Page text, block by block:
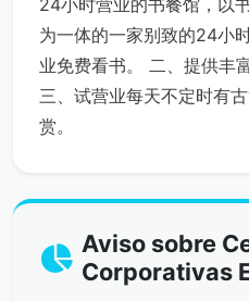
24小时营业的书餐馆，以
为一体的一家别致的24小
业免费看书。 二、提供丰
三、试营业每天不定时有
赏。
Aviso sobre
Corporativas